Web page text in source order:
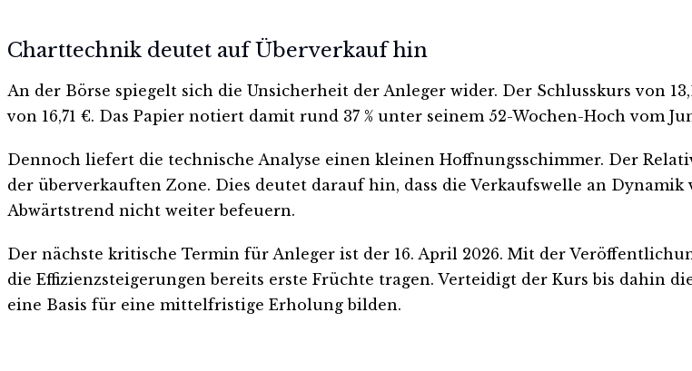
Charttechnik deutet auf Überverkauf hin
An der Börse spiegelt sich die Unsicherheit der Anleger wider. Der Schlusskurs von
von 16,71 €. Das Papier notiert damit rund 37 % unter seinem 52-Wochen-Hoch vom
Dennoch liefert die technische Analyse einen kleinen Hoffnungsschimmer. Der
der überverkauften Zone. Dies deutet darauf hin, dass die Verkaufswelle an
Abwärtstrend nicht weiter befeuern.
Der nächste kritische Termin für Anleger ist der 16. April 2026. Mit der
die Effizienzsteigerungen bereits erste Früchte tragen. Verteidigt der Kurs bis dahin
eine Basis für eine mittelfristige Erholung bilden.